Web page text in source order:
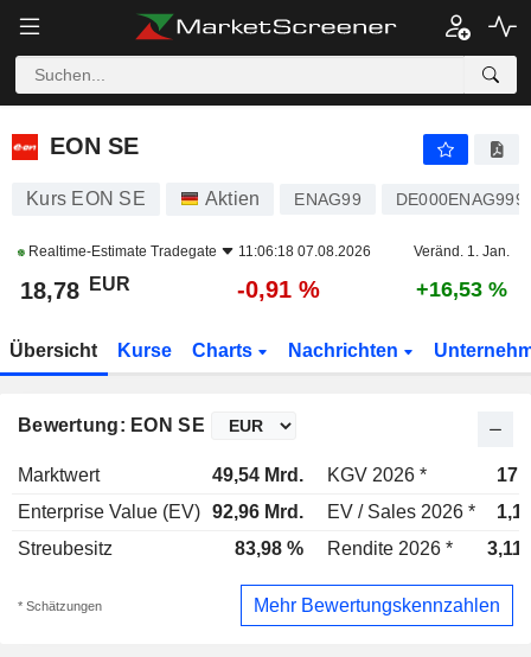
EON SE
EON SE
Kurs EON SE Aktien ENAG99 DE000ENAG999
Realtime-Estimate Tradegate 11:06:18 07.08.2026 Veränd. 1. Jan.
18,78 EUR -0,91 % +16,53 %
Übersicht Kurse Charts Nachrichten
Bewertung: EON SE
Marktwert 49,54 Mrd. KGV 2026 *
Enterprise Value (EV) 92,96 Mrd. EV / Sales 2026 *
Streubesitz
83,98 % Rendite 2026 * 3,11
* Schätzungen Mehr Bewertungskennzahlen